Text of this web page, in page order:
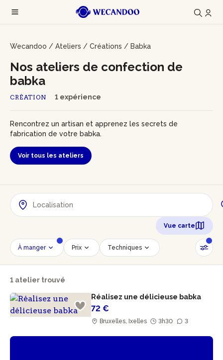
Wecandoo / Ateliers / Créations / Babka
CRÉATION 1 expérience
Nos ateliers de confection de
babka
Rencontrez un artisan et apprenez les secrets de
fabrication de votre babka.
Voir tous les ateliers
Vue carte
À manger Prix Techniques
Date Créneau horaire
Nombre de personnes
Accessible PMR Réinitialiser les filtres
1 atelier trouvé
Réalisez une délicieuse babka
72 €
Bruxelles, Ixelles 3h30 3